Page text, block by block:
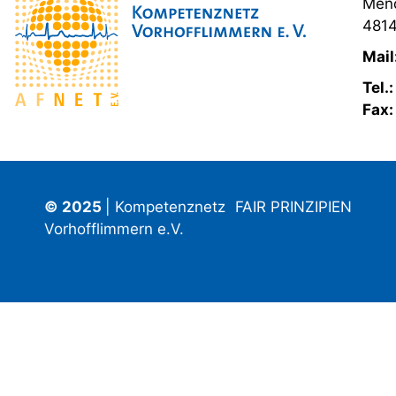
Tel.:
Fax:
© 2025
| Kompetenznetz
Vorhofflimmern e.V.
FAIR PRINZIPIEN